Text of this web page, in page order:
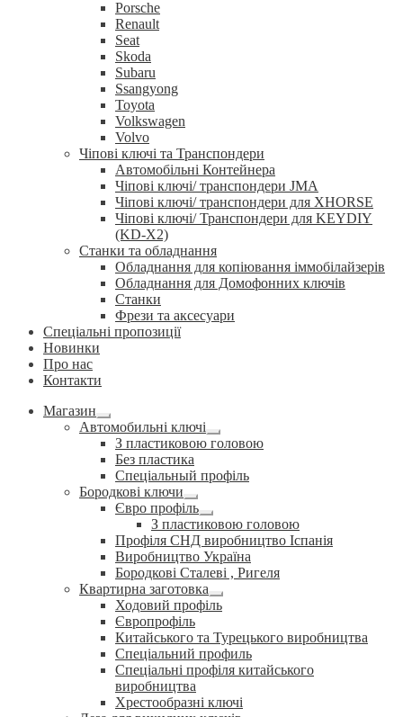
Porsche
Renault
Seat
Skoda
Subaru
Ssangyong
Toyota
Volkswagen
Volvo
Чіпові ключі та Транспондери
Автомобільні Контейнера
Чіпові ключі/ транспондери JMA
Чіпові ключі/ транспондери для XHORSE
Чіпові ключі/ Транспондери для KEYDIY
(KD-X2)
Станки та обладнання
Обладнання для копіювання іммобілайзерів
Обладнання для Домофонних ключів
Станки
Фрези та аксесуари
Спеціальні пропозиції
Новинки
Про нас
Контакти
Магазин
Розгорнуте
вкладене
меню
Автомобильні ключі
Розгорнуте
вкладене
З пластиковою головою
Без пластика
Спеціальный профіль
Бородкові ключи
Розгорнуте
вкладене
меню
Євро профіль
Розгорнуте
вкладене
меню
З пластиковою головою
Профіля СНД виробництво Іспанія
Виробництво Україна
Бородкові Сталеві , Ригеля
Квартирна заготовка
Розгорнуте
вкладене
Ходовий профіль
Європрофіль
Китайського та Турецького виробництва
Спеціальний профиль
Спеціальні профіля китайського
виробництва
Хрестообразні ключі